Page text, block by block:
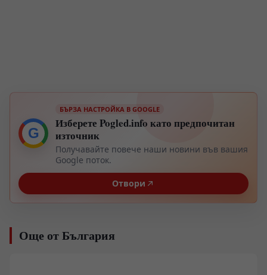
G
БЪРЗА НАСТРОЙКА В GOOGLE
Изберете Pogled.info като предпочитан
източник
Получавайте повече наши новини във вашия
Google поток.
Отвори
Още от България